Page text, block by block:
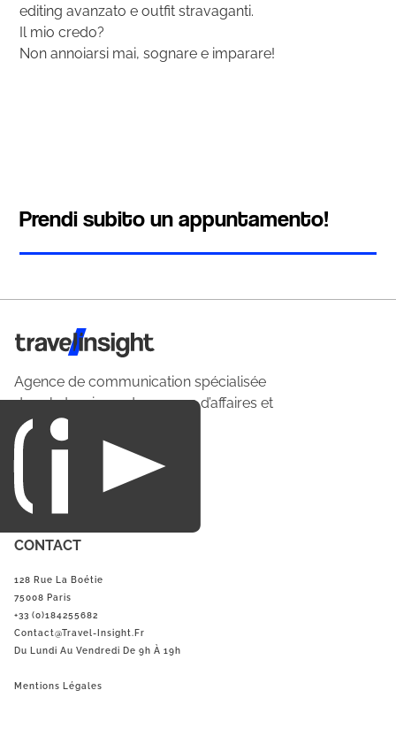
editing avanzato e outfit stravaganti.
Il mio credo?
Non annoiarsi mai, sognare e imparare!
Prendi subito un appuntamento!
Travel Insight
Agence de communication spécialisée
dans le tourisme du voyage d’affaires et
du loisirs.
CONTACT
128 Rue La Boétie
75008 Paris
+33 (0)184255682
Contact@Travel-Insight.fr
Du Lundi Au Vendredi De 9h À 19h
Mentions Légales